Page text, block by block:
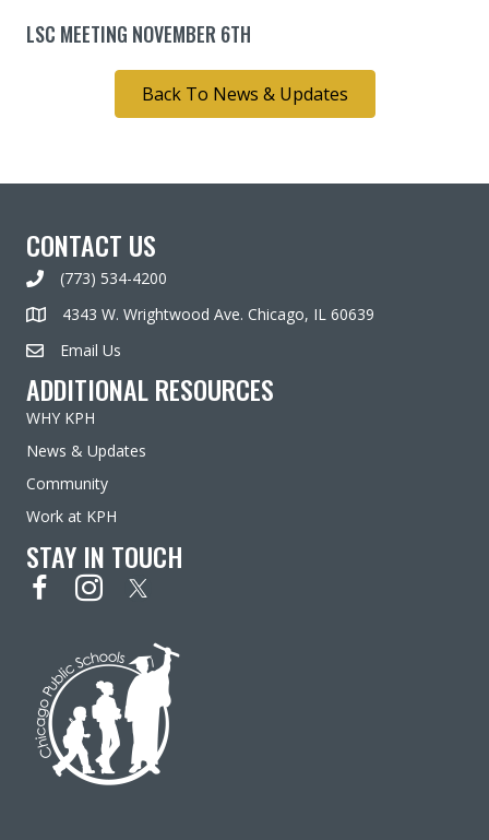
LSC MEETING NOVEMBER 6TH
Back To News & Updates
CONTACT US
(773) 534-4200
4343 W. Wrightwood Ave. Chicago, IL 60639
Email Us
ADDITIONAL RESOURCES
WHY KPH
News & Updates
Community
Work at KPH
STAY IN TOUCH